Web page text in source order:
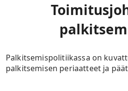
Palkitsemispolitiikassa on
palkitsemisen periaatteet ja